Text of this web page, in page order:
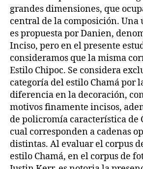
grandes dimensiones, que
central de la composición.
es propuesta por Danien,
Inciso, pero en el presente
consideramos que la misma
Estilo Chipoc. Se considera
categoría del estilo Chamá por
diferencia en la decoración,
motivos finamente incisos,
de policromía característica de
cual corresponden a cadenas
distintas. Al evaluar el corpus
estilo Chamá, en el corpus de